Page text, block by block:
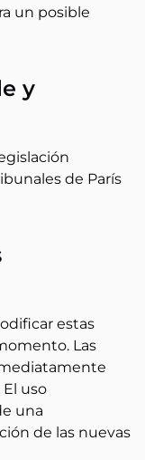
un posible
y
de París
estas
Las
uso
una
de las nuevas